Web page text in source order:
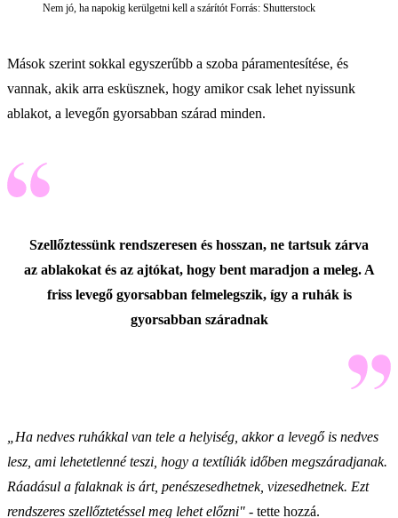
Nem jó, ha napokig kerülgetni kell a szárítót Forrás: Shutterstock
Mások szerint sokkal egyszerűbb a szoba páramentesítése, és
vannak, akik arra esküsznek, hogy amikor csak lehet nyissunk
ablakot, a levegőn gyorsabban szárad minden.
Szellőztessünk rendszeresen és hosszan, ne tartsuk zárva
az ablakokat és az ajtókat, hogy bent maradjon a meleg. A
friss levegő gyorsabban felmelegszik, így a ruhák is
gyorsabban száradnak
„Ha nedves ruhákkal van tele a helyiség, akkor a levegő is nedves
lesz, ami lehetetlenné teszi, hogy a textíliák időben megszáradjanak.
Ráadásul a falaknak is árt, penészesedhetnek, vizesedhetnek. Ezt
rendszeres szellőztetéssel meg lehet előzni" - tette hozzá.